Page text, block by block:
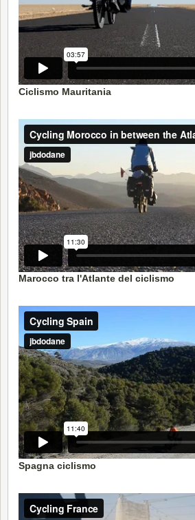
Ciclismo Mauritania
Marocco tra l'Atlante del ciclismo
Spagna ciclismo